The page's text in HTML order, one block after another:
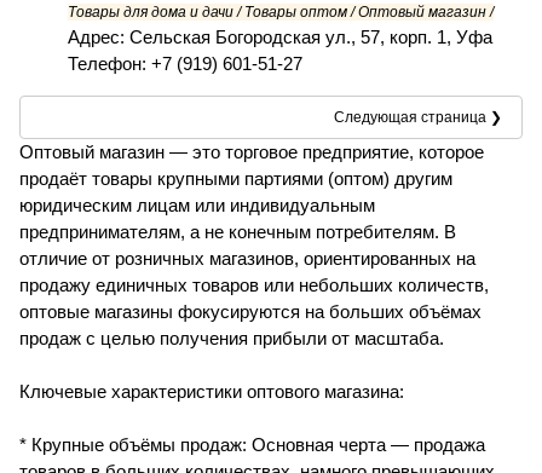
Товары для дома и дачи / Товары оптом / Оптовый магазин /
Адрес: Сельская Богородская ул., 57, корп. 1, Уфа
Телефон: +7 (919) 601-51-27
Следующая страница ❯
Оптовый магазин — это торговое предприятие, которое
продаёт товары крупными партиями (оптом) другим
юридическим лицам или индивидуальным
предпринимателям, а не конечным потребителям. В
отличие от розничных магазинов, ориентированных на
продажу единичных товаров или небольших количеств,
оптовые магазины фокусируются на больших объёмах
продаж с целью получения прибыли от масштаба.
Ключевые характеристики оптового магазина:
* Крупные объёмы продаж: Основная черта — продажа